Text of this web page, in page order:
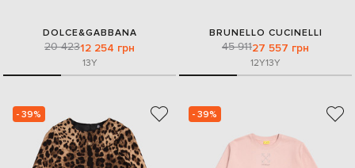
DOLCE&GABBANA
20 42312 254 грн
13Y
BRUNELLO CUCINELLI
45 91127 557 грн
12Y13Y
- 39% - 39%